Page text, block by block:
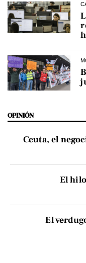
OPINIÓN
Ceuta, el
El
El